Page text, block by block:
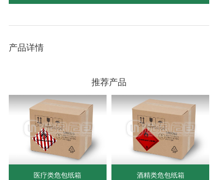
产品详情
推荐产品
医疗类危包纸箱 酒精类危包纸箱